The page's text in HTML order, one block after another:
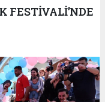
FESTİVALİ’NDE